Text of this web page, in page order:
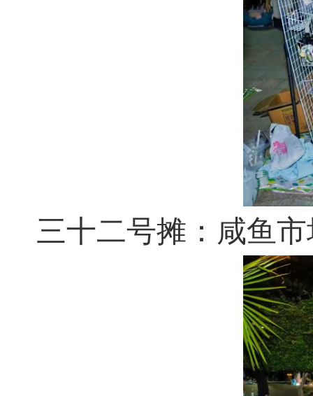
三十二号摊：咸鱼